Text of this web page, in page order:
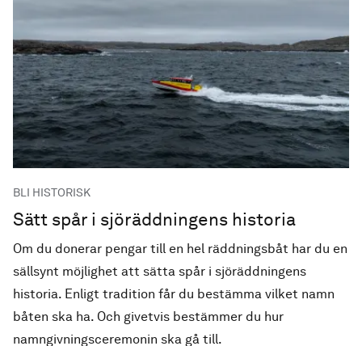
BLI HISTORISK
Sätt spår i sjöräddningens historia
Om du donerar pengar till en hel räddningsbåt har du en
sällsynt möjlighet att sätta spår i sjöräddningens
historia. Enligt tradition får du bestämma vilket namn
båten ska ha. Och givetvis bestämmer du hur
namngivningsceremonin ska gå till.